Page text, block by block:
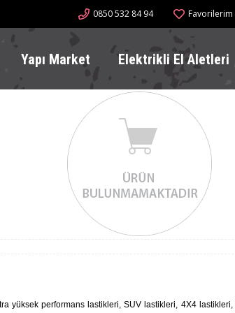
Favorilerim
0850 532 84 94
Yapı Market Elektrikli El Aletleri
yüksek performans lastikleri, SUV lastikleri, 4X4